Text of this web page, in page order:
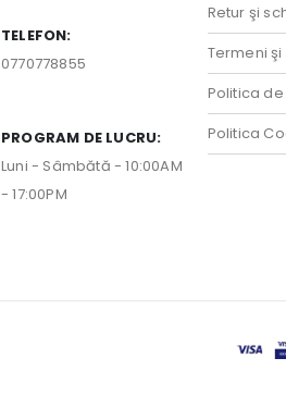
TELEFON:
0770778855
PROGRAM DE LUCRU:
Luni - Sâmbătă - 10:00AM
- 17:00PM
Retur şi
Termeni
Politica
Politica